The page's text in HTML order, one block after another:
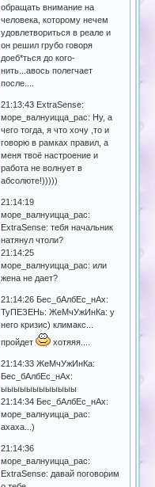
обращать внимание на
человека, которому нечем
удовлетвориться в реале и
он решил грубо говоря
доеб*ться до кого-
нить...авось полегчает
после....
21:13:43 ExtraSense:
море_валнуицца_рас: Ну, а
чего тогда, я что хочу ,то и
говорю в рамках правил, а
меня твоё настроение и
работа не волнует в
абсолюте!)))))
21:14:19
море_валнуицца_рас:
ExtraSense: тебя начальник
натянул чтоли?
21:14:25
море_валнуицца_рас: или
жена не дает?
21:14:26 Бес_бАлбЕс_нАх:
ТуПЕЗЕНь: ЖеМчУжИнКа: у
него кризис) климакс...
пройдет
хотяяя....
21:14:33 ЖеМчУжИнКа:
Бес_бАлбЕс_нАх:
ыыыыыыыыыыыы
21:14:34 Бес_бАлбЕс_нАх:
море_валнуицца_рас:
ахаха...)
21:14:36
море_валнуицца_рас:
ExtraSense: давай поговорим